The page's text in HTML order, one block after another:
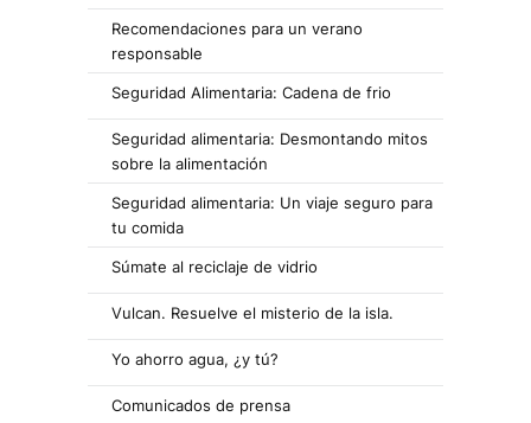
Recomendaciones para un verano
responsable
Seguridad Alimentaria: Cadena de frio
Seguridad alimentaria: Desmontando mitos
sobre la alimentación
Seguridad alimentaria: Un viaje seguro para
tu comida
Súmate al reciclaje de vidrio
Vulcan. Resuelve el misterio de la isla.
Yo ahorro agua, ¿y tú?
Comunicados de prensa